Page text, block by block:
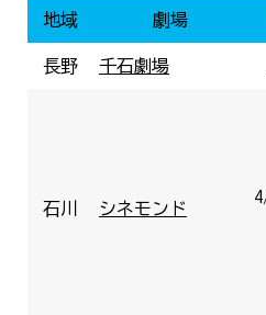
地域 劇場
長野 千石劇場
石川 シネモンド